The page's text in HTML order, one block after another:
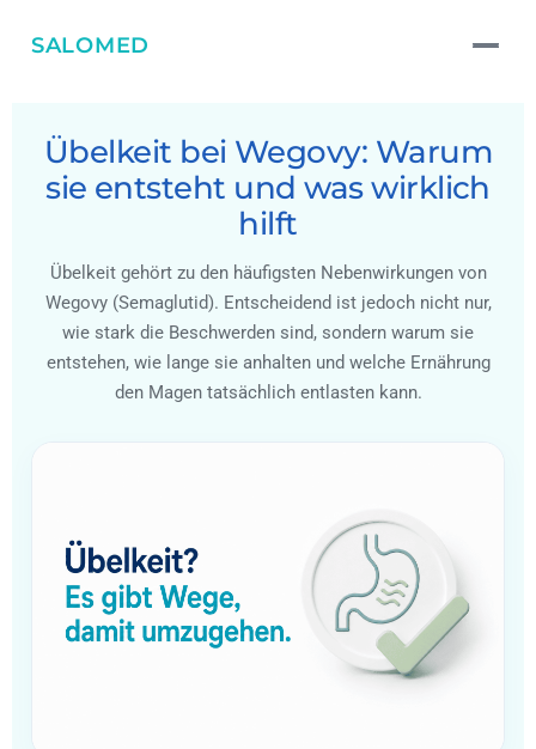
SALOMED
Übelkeit bei Wegovy: Warum
sie entsteht und was wirklich
hilft
Übelkeit gehört zu den häufigsten Nebenwirkungen von
Wegovy (Semaglutid). Entscheidend ist jedoch nicht nur,
wie stark die Beschwerden sind, sondern warum sie
entstehen, wie lange sie anhalten und welche Ernährung
den Magen tatsächlich entlasten kann.